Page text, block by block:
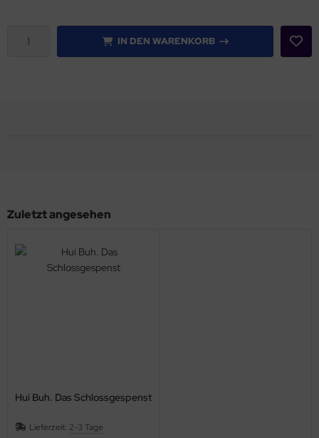
IN DEN WARENKORB
Zuletzt angesehen
Hui Buh. Das Schlossgespenst
Lieferzeit: 2-3 Tage